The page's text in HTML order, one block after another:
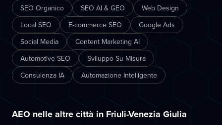
SEO Organico SEO AI & GEO
Web Design
Local SEO
E-commerce SEO
Google Ads
Social Media
Content Marketing AI
Automotive SEO
Sviluppo Su Misura
Consulenza IA
Automazione Intelligente
AEO nelle altre città in Friuli-Venezia Giulia